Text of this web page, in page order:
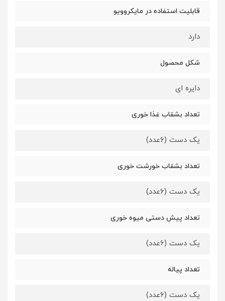
قابلیت استفاده در مایکروویو
دارد
شکل محصول
دایره ای
تعداد بشقاب غذا خوری
یک دست (6عدد)
تعداد بشقاب خورشت خوری
یک دست (6عدد)
تعداد پیش دستی میوه خوری
یک دست (6عدد)
تعداد پیاله
یک دست (6عدد)